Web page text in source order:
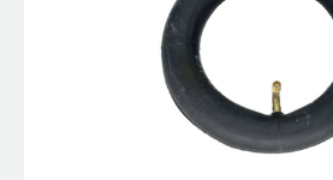
Υπηρεσίες
Gallery
Επικοινωνία
H λίστα μου